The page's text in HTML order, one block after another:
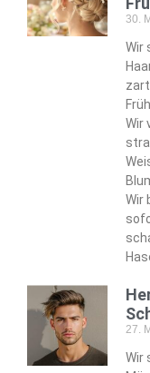
30.
Wir
Wir
Wir
Wir
27.
Wir